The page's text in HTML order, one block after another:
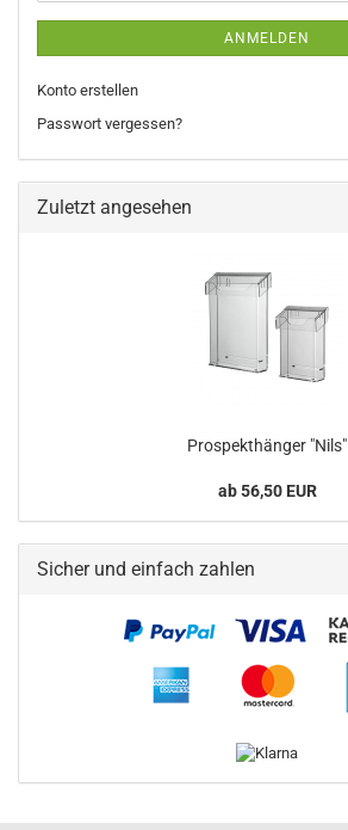
ANMELDEN
Konto erstellen
Passwort vergessen?
Zuletzt angesehen
Prospekthänger "Nils"
ab 56,50 EUR
Sicher und einfach zahlen